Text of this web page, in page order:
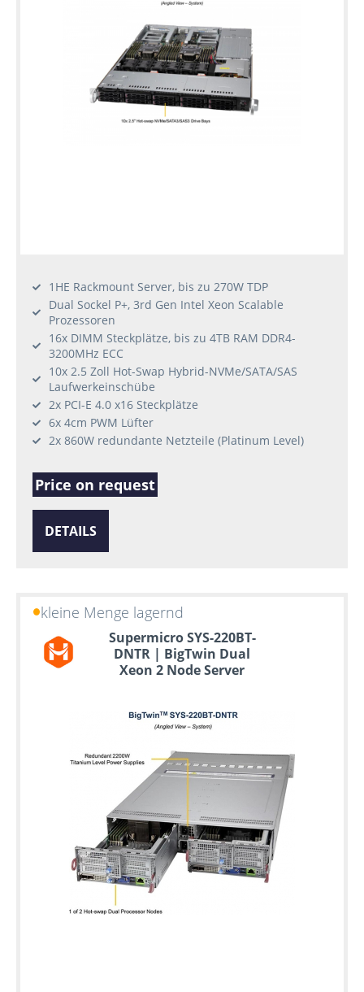
1HE Rackmount Server, bis zu 270W TDP
Dual Sockel P+, 3rd Gen Intel Xeon Scalable
Prozessoren
16x DIMM Steckplätze, bis zu 4TB RAM DDR4-
3200MHz ECC
10x 2.5 Zoll Hot-Swap Hybrid-NVMe/SATA/SAS
Laufwerkeinschübe
2x PCI-E 4.0 x16 Steckplätze
6x 4cm PWM Lüfter
2x 860W redundante Netzteile (Platinum Level)
Price on request
DETAILS
kleine Menge lagernd
Supermicro SYS-220BT-
DNTR | BigTwin Dual
Xeon 2 Node Server